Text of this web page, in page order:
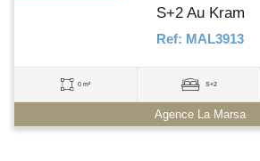
S+2 Au Kram
Ref: MAL3913
0 m² S+2
Agence La Marsa